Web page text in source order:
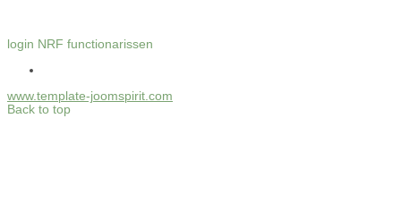
login NRF functionarissen
www.template-joomspirit.com
Back to top